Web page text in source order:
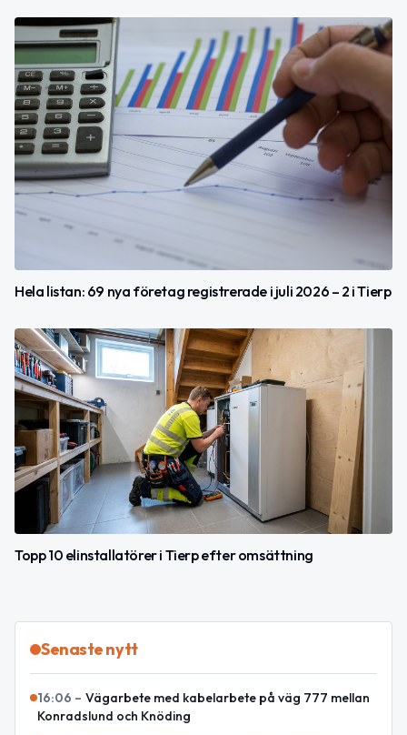
Hela listan: 69 nya företag registrerade i juli 2026 – 2 i Tierp
Topp 10 elinstallatörer i Tierp efter omsättning
Senaste nytt
16:06 – Vägarbete med kabelarbete på väg 777 mellan
Konradslund och Knöding